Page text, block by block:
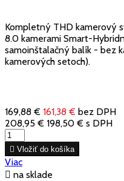
Kompletný THD kamerový
8.0 kamerami Smart-
samoinštalačný balík - bez
kamerových setoch).
169,88 € 161,38 € bez DPH
208,95 € 198,50 € s DPH
 Vložiť do košíka
Viac
 na sklade